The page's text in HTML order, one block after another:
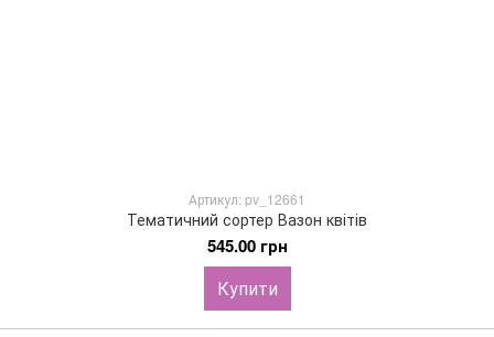
Артикул: pv_12661
Тематичний сортер Вазон квітів
545.00 грн
Купити